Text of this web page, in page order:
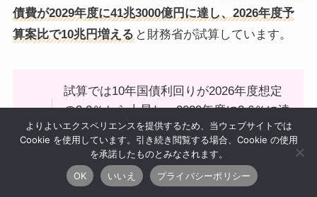
債費が2029年度に41兆3000億円に達し、2026年度予
算案比で10兆円増える と財務省が試算しています。
試算では10年国債利回りが2026年度想定
の3.0％から上昇し、2029年度に3.6％に達
すると仮定し、利払い費は2029年度に21
兆6000億円と2026年度の約1.7倍になると
されています。
よりよいエクスペリエンスを提供するため、当ウェブサイトでは
Cookie を使用しています。引き続き閲覧する場合、Cookie の使用
を承諾したものとみなされます。
OK
いいえ プライバシーポリシー